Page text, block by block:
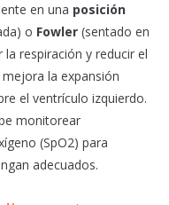
en una posición
o Fowler (sentado en
respiración y reducir el
la expansión
el ventrículo izquierdo.
monitorear
(SpO2) para
adecuados.